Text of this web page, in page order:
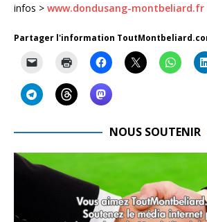
infos > www.dondusang-montbeliard.fr
Partager l'information
NOUS SOUTENIR